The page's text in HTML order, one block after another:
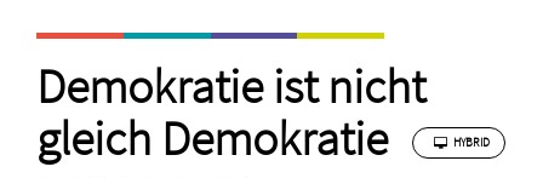
Demokratie ist nicht
gleich Demokratie
HYBRID